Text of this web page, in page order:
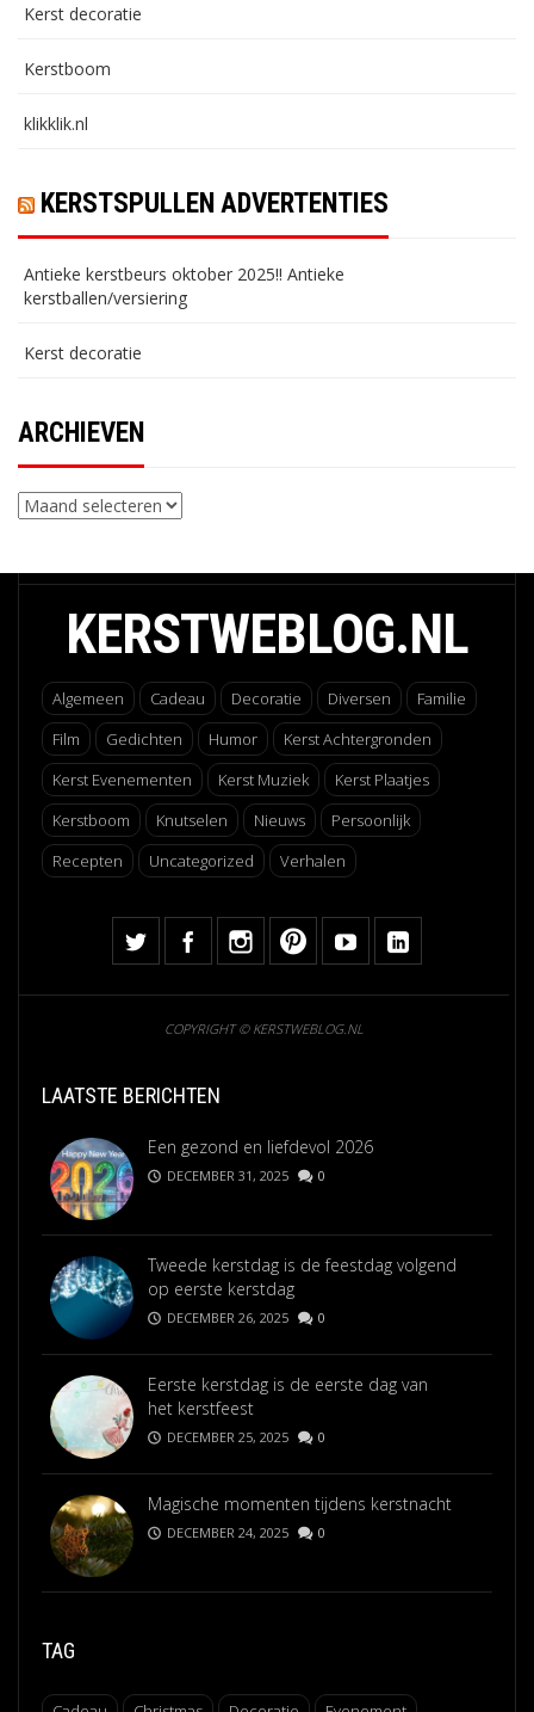
Kerst decoratie
Kerstboom
klikklik.nl
KERSTSPULLEN ADVERTENTIES
Antieke kerstbeurs oktober 2025!! Antieke
kerstballen/versiering
Kerst decoratie
ARCHIEVEN
Archieven
KERSTWEBLOG.NL
Algemeen Cadeau Decoratie Diversen
Familie
Film
Gedichten Humor
Kerst Achtergronden
Kerst Evenementen
Kerst Muziek
Kerst Plaatjes
Kerstboom
Knutselen Nieuws
Persoonlijk
Recepten
Uncategorized Verhalen
COPYRIGHT © KERSTWEBLOG.NL
LAATSTE BERICHTEN
Een gezond en liefdevol 2026
DECEMBER 31, 2025 0
Tweede kerstdag is de feestdag volgend
op eerste kerstdag
DECEMBER 26, 2025 0
Eerste kerstdag is de eerste dag van
het kerstfeest
DECEMBER 25, 2025 0
Magische momenten tijdens kerstnacht
DECEMBER 24, 2025 0
TAG